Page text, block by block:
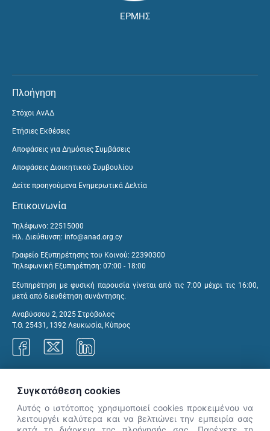
ΕΡΜΗΣ
Πλοήγηση
Στόχοι ΑνΑΔ
Ετήσιες Εκθέσεις
Αποφάσεις για Δημόσιες Συμβάσεις
Αποφάσεις Διοικητικού Συμβουλίου
Δείτε προηγούμενα Ενημερωτικά Δελτία
Επικοινωνία
Τηλέφωνο: 22515000
Ηλ. Διεύθυνση: info@anad.org.cy
Γραφείο Εξυπηρέτησης του Κοινού: 22390300
Τηλεφωνική Εξυπηρέτηση: 07:00 - 18:00
Εξυπηρέτηση με φυσική παρουσία γίνεται από τις 7:00 μέχρι τις 16:00,
μετά από διευθέτηση συνάντησης.
Αναβύσσου 2, 2025 Στρόβολος
Τ.Θ. 25431, 1392 Λευκωσία, Κύπρος
Συγκατάθεση cookies
Αυτός ο ιστότοπος χρησιμοποιεί cookies προκειμένου να
λειτουργέι καλύτερα και να βελτιώνει την εμπειρία σας